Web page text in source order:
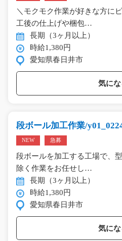
＼モクモク作業が好きな方に
工後の仕上げや梱包…
長期（3ヶ月以上）
時給1,380円
愛知県春日井市
気にな
段ボール加工作業/
NEW 急募
段ボールを加工する工場で、
除く作業をお任せし…
長期（3ヶ月以上）
時給1,380円
愛知県春日井市
気にな